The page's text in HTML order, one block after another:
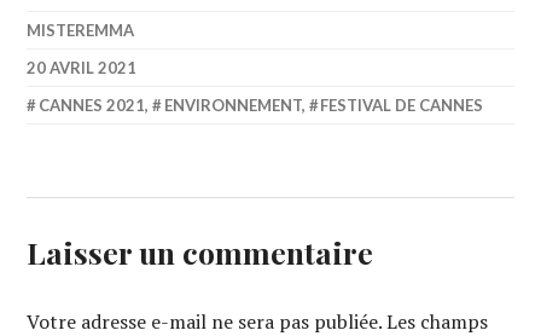
MISTEREMMA
20 AVRIL 2021
CANNES 2021, ENVIRONNEMENT, FESTIVAL DE CANNES
Laisser un commentaire
Votre adresse e-mail ne sera pas publiée. Les champs